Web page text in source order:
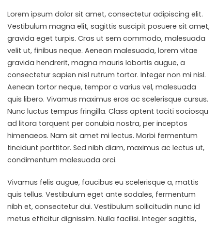
Lorem ipsum dolor sit amet, consectetur adipiscing elit.
Vestibulum magna elit, sagittis suscipit posuere sit amet,
gravida eget turpis. Cras ut sem commodo, malesuada
velit ut, finibus neque. Aenean malesuada, lorem vitae
gravida hendrerit, magna mauris lobortis augue, a
consectetur sapien nisl rutrum tortor. Integer non mi nisl.
Aenean tortor neque, tempor a varius vel, malesuada
quis libero. Vivamus maximus eros ac scelerisque cursus.
Nunc luctus tempus fringilla. Class aptent taciti sociosqu
ad litora torquent per conubia nostra, per inceptos
himenaeos. Nam sit amet mi lectus. Morbi fermentum
tincidunt porttitor. Sed nibh diam, maximus ac lectus ut,
condimentum malesuada orci.
Vivamus felis augue, faucibus eu scelerisque a, mattis
quis tellus. Vestibulum eget ante sodales, fermentum
nibh et, consectetur dui. Vestibulum sollicitudin nunc id
metus efficitur dignissim. Nulla facilisi. Integer sagittis,